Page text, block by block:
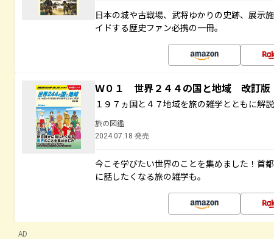
日本の城や古戦場、武将ゆかりの史跡、展示
イドする歴史ファン必携の一冊。
Ｗ０１ 世界２４４の国と地域 改訂版
１９７ヵ国と４７地域を旅の雑学とともに解説
旅の図鑑
2024.07.18 発売
今こそ学びたい世界のことを集めました！首
に話したくなる旅の雑学も。
AD